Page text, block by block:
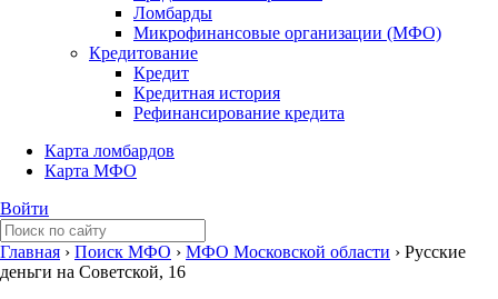
Ломбарды
Микрофинансовые организации (МФО)
Кредитование
Кредит
Кредитная история
Рефинансирование кредита
Карта ломбардов
Карта МФО
Войти
Главная › Поиск МФО › МФО Московской области › Русские
деньги на Советской, 16